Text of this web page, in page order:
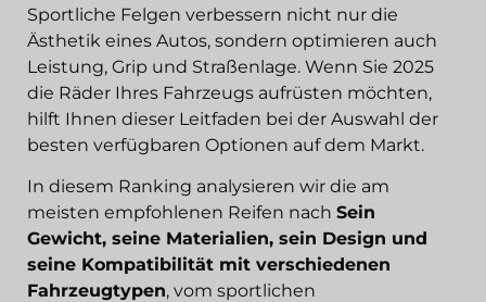
Sportliche Felgen verbessern nicht nur die
Ästhetik eines Autos, sondern optimieren auch
Leistung, Grip und Straßenlage. Wenn Sie 2025
die Räder Ihres Fahrzeugs aufrüsten möchten,
hilft Ihnen dieser Leitfaden bei der Auswahl der
besten verfügbaren Optionen auf dem Markt.
In diesem Ranking analysieren wir die am
meisten empfohlenen Reifen nach Sein
Gewicht, seine Materialien, sein Design und
seine Kompatibilität mit verschiedenen
Fahrzeugtypen, vom sportlichen